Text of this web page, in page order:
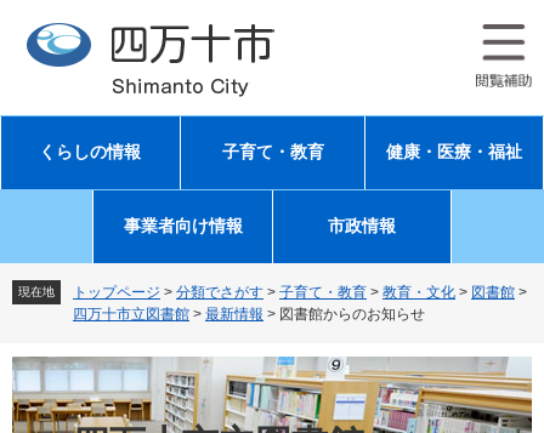
先
す
を
し
文
くらしの情報 子育て・教育 健康・医療・福祉
事業者向け情報 市政情報
現在地 トップページ > 分類でさがす > 子育て・教育 > 教育・文化 > 図書館 >
四万十市立図書館 > 最新情報 > 図書館からのお知らせ